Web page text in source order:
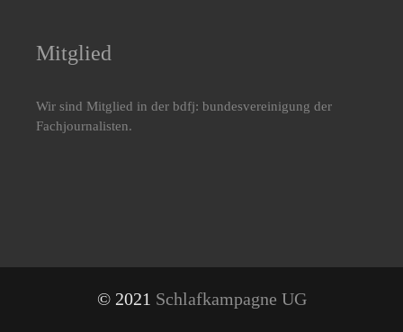
Mitglied
Wir sind Mitglied in der bdfj: bundesvereinigung der
Fachjournalisten.
© 2021 Schlafkampagne UG